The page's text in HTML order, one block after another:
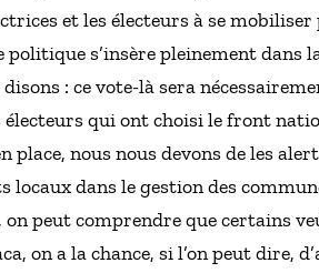
et les électeurs à se
politique s’insère pleinement
: ce vote-là sera
électeurs qui ont choisi le front
place, nous nous devons de les
locaux dans le gestion des
on peut comprendre que certains
on a la chance, si l’on peut dire,